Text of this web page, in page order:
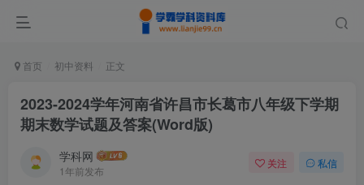
首页 初中资料 正文
2023-2024学年河南省许昌市长葛市八年级下学期
期末数学试题及答案(Word版)
学科网
1年前发布
关注 私信